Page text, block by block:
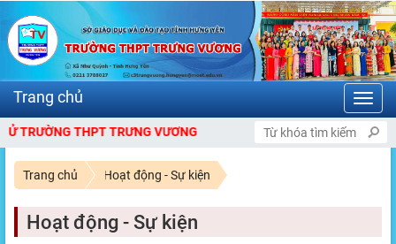
THPT TRƯNG VƯƠNG
Trang chủ Hoạt động - Sự kiện
Hoạt động - Sự kiện